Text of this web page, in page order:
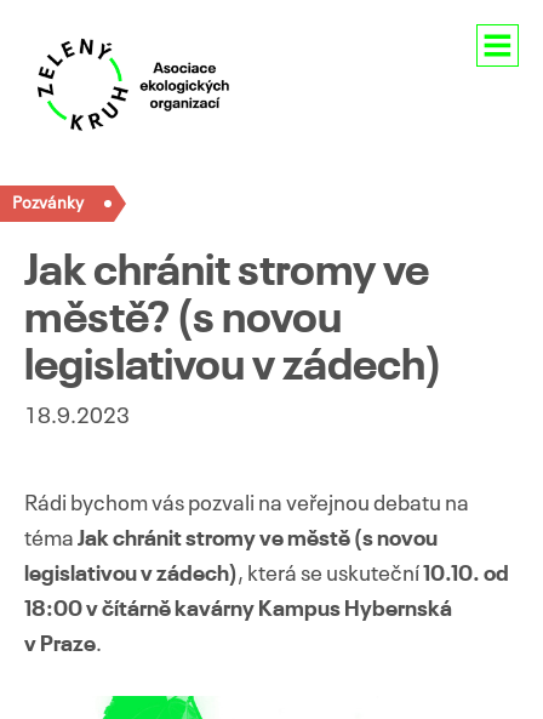
Naše aktivity
Pozvánky
Jak chránit stromy ve
městě? (s novou
legislativou v zádech)
18.9.2023
Rádi bychom vás pozvali na veřejnou debatu na
téma Jak chránit stromy ve městě (s novou
legislativou v zádech), která se uskuteční10.10. od
18:00 v čítárně kavárny Kampus Hybernská
v Praze.